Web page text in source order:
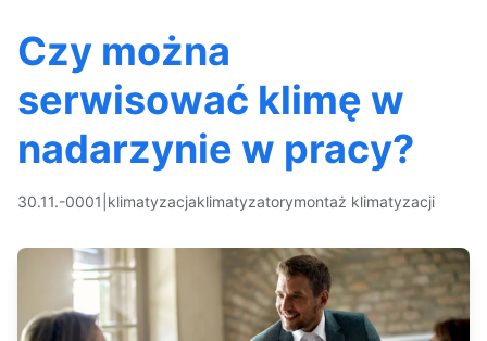
Czy można
serwisować klimę w
nadarzynie w pracy?
30.11.-0001 klimatyzacjaklimatyzatorymontaż klimatyzacji